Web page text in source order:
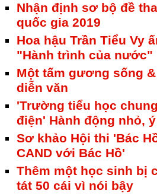
Nhận định sơ bộ đề
quốc gia 2019
Hoa hậu Trần Tiểu Vy
"Hành trình của nước"
Một tấm gương sống
diễn văn
'Trường tiểu học
điện' Hành động nhỏ,
Sơ khảo Hội thi 'Bác
CAND với Bác Hồ'
Thêm một học sinh bị
tát 50 cái vì nói bậy